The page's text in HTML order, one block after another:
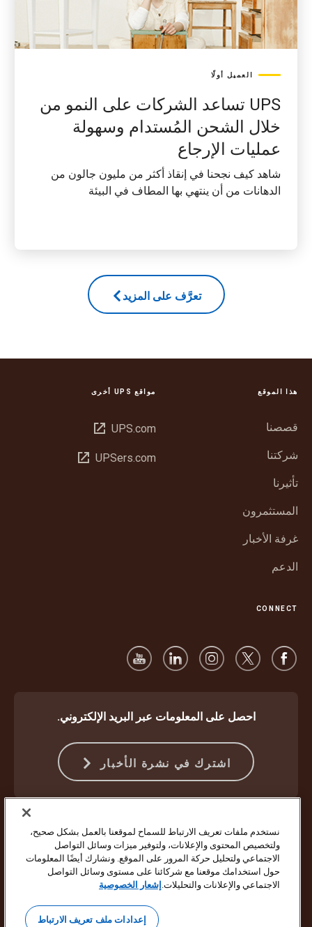
العميل أولًا
UPS تساعد الشركات على النمو من
خلال الشحن المُستدام وسهولة
عمليات الإرجاع
شاهد كيف نجحنا في إنقاذ أكثر من مليون جالون من
الدهانات من أن ينتهي بها المطاف في البيئة
تعرَّف على المزيد
هذا الموقع
قصصنا
شركتنا
تأثيرنا
المستثمرون
غرفة الأخبار
الدعم
مواقع UPS أخرى
UPS.com فتح
نافذة
UPSers.com فتح
CONNECT
احصل على المعلومات عبر البريد الإلكتروني.
اشترك في نشرة الأخبار
إشعار الخصوصية
إعدادات ملفات تعريف الارتباط
جميع الحقوق محفوظة. لم تعد ترغب في تلقي تحديثات بالبريد الإلكتروني؟
إلغاء الاشتراك هنا
لتحديث جميع تفضيلات البريد الإلكتروني الأخرى الخاصة بشركة UPS أو إلغاء
الاشتراك في خدمة رسائل البريد الإلكتروني التسويقية من شركة UPS،
انقر
نستخدم ملفات تعريف الارتباط للسماح لموقعنا بالعمل بشكل صحيح،
ولتخصيص المحتوى والإعلانات، ولتوفير ميزات وسائل التواصل
الاجتماعي ولتحليل حركة المرور على الموقع. ونشارك أيضًا المعلومات
حول استخدامك موقعنا مع شركائنا على مستوى وسائل التواصل
الاجتماعي والإعلانات والتحليلات. إشعار الخصوصية
إعدادات ملف تعريف الارتباط